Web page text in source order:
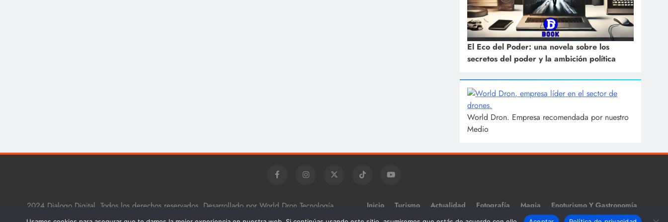
El Eco del Poder: una novela sobre los
secretos del poder y la ambición política
World Dron. Empresa recomendada por nuestro
Medio
2024 Dialogo Digital, Todos los derechos reservados. Desarrollado por World Dron Tecnología
Powered By
Inicio Turismo Actualidad Fotografía Magia
Enoturismo Y Gastronomía
Misterios
Quiénes Somos Política De Privacidad Diálogo Digital